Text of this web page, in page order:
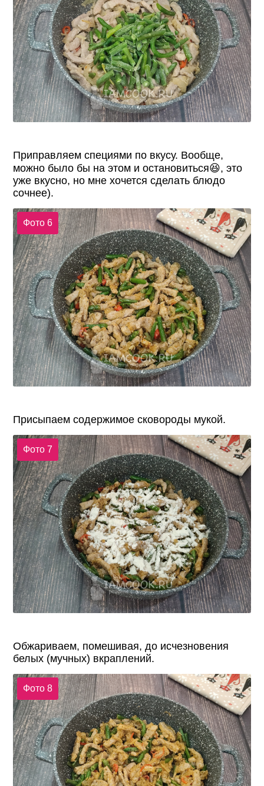
Приправляем специями по вкусу. Вообще,
можно было бы на этом и остановиться😆, это
уже вкусно, но мне хочется сделать блюдо
сочнее).
Фото 6
Присыпаем содержимое сковороды мукой.
Фото 7
Обжариваем, помешивая, до исчезновения
белых (мучных) вкраплений.
Фото 8